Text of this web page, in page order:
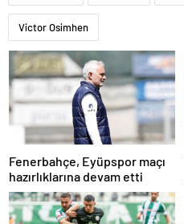
Victor Osimhen
Fenerbahçe, Eyüpspor maçı
hazırlıklarına devam etti